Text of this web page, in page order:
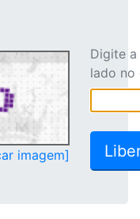
imagem]
Digite
lado no